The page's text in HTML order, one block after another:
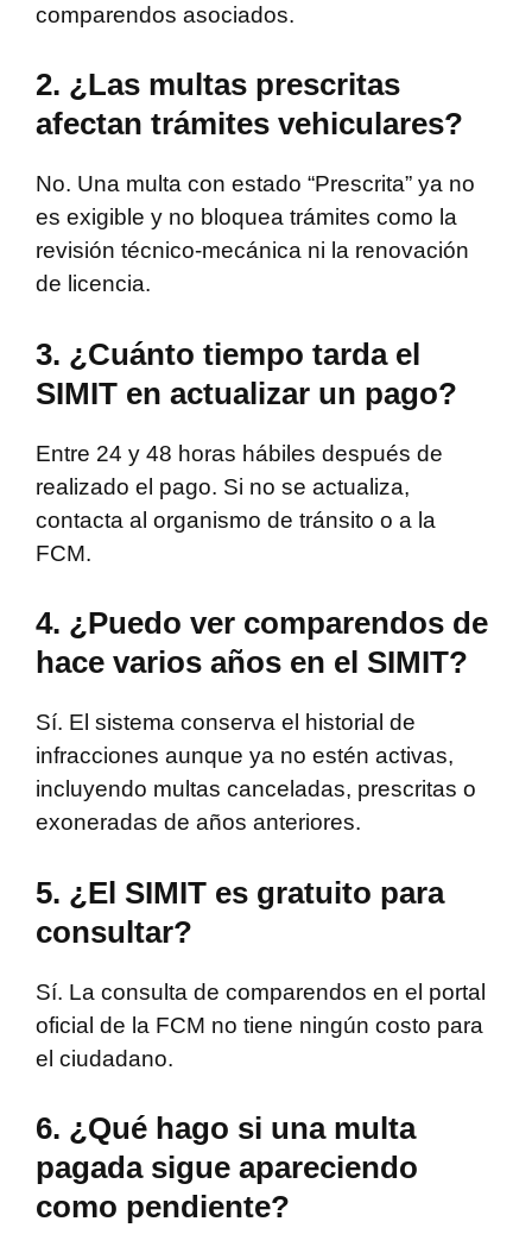
comparendos asociados.
2. ¿Las multas prescritas
afectan trámites vehiculares?
No. Una multa con estado “Prescrita” ya no
es exigible y no bloquea trámites como la
revisión técnico-mecánica ni la renovación
de licencia.
3. ¿Cuánto tiempo tarda el
SIMIT en actualizar un pago?
Entre 24 y 48 horas hábiles después de
realizado el pago. Si no se actualiza,
contacta al organismo de tránsito o a la
FCM.
4. ¿Puedo ver comparendos de
hace varios años en el SIMIT?
Sí. El sistema conserva el historial de
infracciones aunque ya no estén activas,
incluyendo multas canceladas, prescritas o
exoneradas de años anteriores.
5. ¿El SIMIT es gratuito para
consultar?
Sí. La consulta de comparendos en el portal
oficial de la FCM no tiene ningún costo para
el ciudadano.
6. ¿Qué hago si una multa
pagada sigue apareciendo
como pendiente?